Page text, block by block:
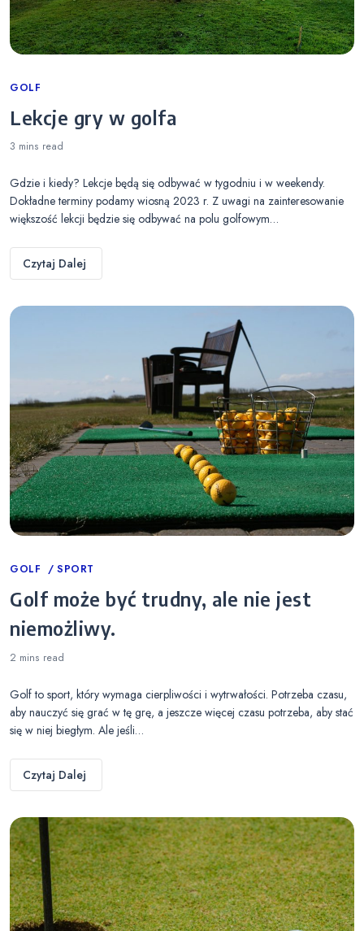
Categories
GOLF
Lekcje gry w golfa
3 mins read
Gdzie i kiedy? Lekcje będą się odbywać w tygodniu i w weekendy.
Dokładne terminy podamy wiosną 2023 r. Z uwagi na zainteresowanie
większość lekcji będzie się odbywać na polu golfowym…
Czytaj Dalej
Categories
GOLF SPORT
Golf może być trudny, ale nie jest
niemożliwy.
2 mins read
Golf to sport, który wymaga cierpliwości i wytrwałości. Potrzeba czasu,
aby nauczyć się grać w tę grę, a jeszcze więcej czasu potrzeba, aby stać
się w niej biegłym. Ale jeśli…
Czytaj Dalej